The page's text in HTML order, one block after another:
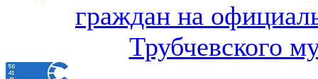
граждан на
Трубчевского